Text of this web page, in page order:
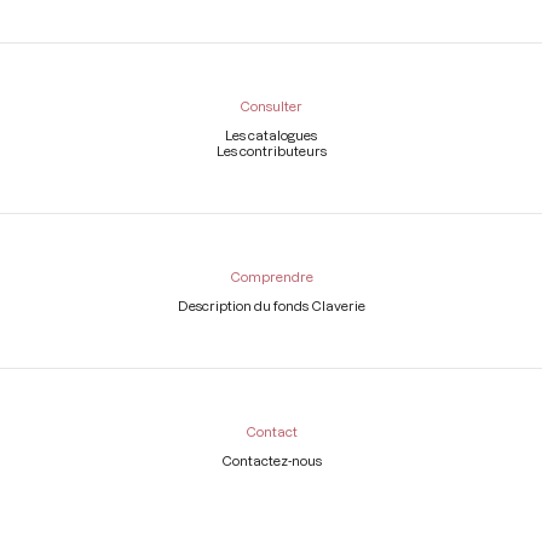
Consulter
Les catalogues
Les contributeurs
Comprendre
Description du fonds Claverie
Contact
Contactez-nous